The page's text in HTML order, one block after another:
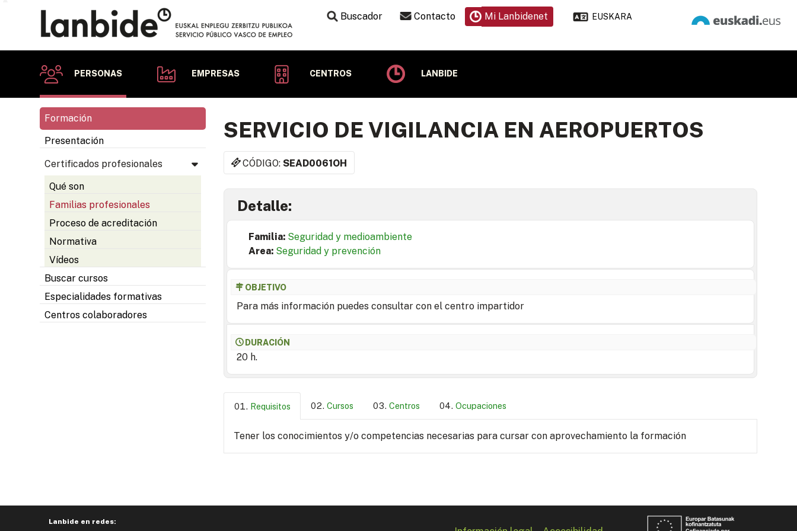
Buscador Contacto Mi Lanbidenet EUSKARA
PERSONAS EMPRESAS CENTROS LANBIDE
Formación
Presentación
Certificados profesionales
Qué son
Familias profesionales
Proceso de acreditación
Normativa
Vídeos
Buscar cursos
Especialidades formativas
Centros colaboradores
SERVICIO DE VIGILANCIA EN AEROPUERTOS
CÓDIGO:SEAD0061OH
Detalle:
Familia: Seguridad y medioambiente
Area: Seguridad y prevención
OBJETIVO
Para más información puedes consultar con el centro impartidor
DURACIÓN
20 h.
Requisitos Cursos Centros Ocupaciones
Tener los conocimientos y/o competencias necesarias para cursar con aprovechamiento la formación
Lanbide en redes: